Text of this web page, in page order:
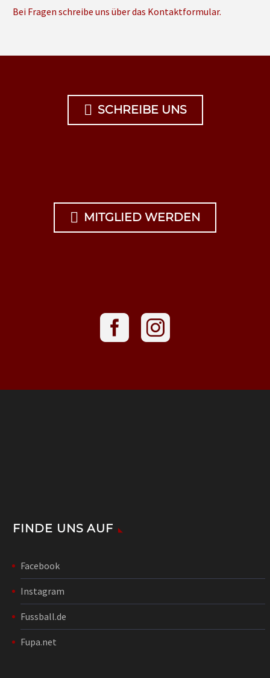
Bei Fragen schreibe uns über das Kontaktformular.
 SCHREIBE UNS
 MITGLIED WERDEN
FINDE UNS AUF
Facebook
Instagram
Fussball.de
Fupa.net